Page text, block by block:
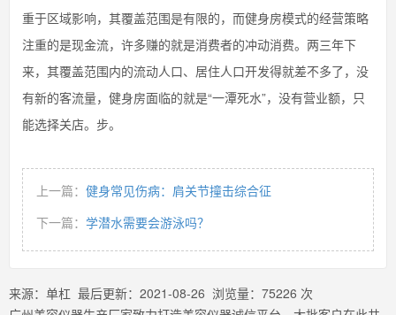
重于区域影响，其覆盖范围是有限的，而健身房模式的经营策略
注重的是现金流，许多赚的就是消费者的冲动消费。两三年下
来，其覆盖范围内的流动人口、居住人口开发得就差不多了，没
有新的客流量，健身房面临的就是“一潭死水”，没有营业额，只
能选择关店。步。
上一篇： 健身常见伤病：肩关节撞击综合征
下一篇： 学潜水需要会游泳吗？
来源： 单杠 最后更新： 2021-08-26 浏览量： 75226 次